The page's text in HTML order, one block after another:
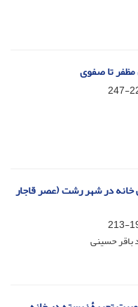
مظفر تا صفوی
خانه در شهر رشت (عصر قاجار
حسینی